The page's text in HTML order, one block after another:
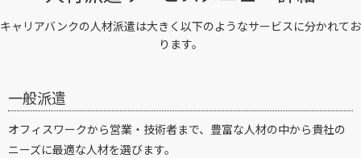
キャリアバンクの人材派遣は大きく以下のようなサービスに分かれてお
ります。
一般派遣
オフィスワークから営業・技術者まで、豊富な人材の中から貴社の
ニーズに最適な人材を選びます。